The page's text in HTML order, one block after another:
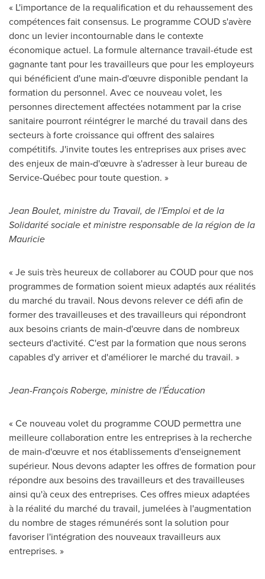
« L'importance de la requalification et du rehaussement des
compétences fait consensus. Le programme COUD s'avère
donc un levier incontournable dans le contexte
économique actuel. La formule alternance travail-étude est
gagnante tant pour les travailleurs que pour les employeurs
qui bénéficient d'une main-d'œuvre disponible pendant la
formation du personnel. Avec ce nouveau volet, les
personnes directement affectées notamment par la crise
sanitaire pourront réintégrer le marché du travail dans des
secteurs à forte croissance qui offrent des salaires
compétitifs. J'invite toutes les entreprises aux prises avec
des enjeux de main‑d'œuvre à s'adresser à leur bureau de
Service-Québec pour toute question. »
Jean Boulet, ministre du Travail, de l'Emploi et de la
Solidarité sociale et ministre responsable de la région de la
Mauricie
« Je suis très heureux de collaborer au COUD pour que nos
programmes de formation soient mieux adaptés aux réalités
du marché du travail. Nous devons relever ce défi afin de
former des travailleuses et des travailleurs qui répondront
aux besoins criants de main‑d'œuvre dans de nombreux
secteurs d'activité. C'est par la formation que nous serons
capables d'y arriver et d'améliorer le marché du travail. »
Jean-François Roberge, ministre de l'Éducation
« Ce nouveau volet du programme COUD permettra une
meilleure collaboration entre les entreprises à la recherche
de main-d'œuvre et nos établissements d'enseignement
supérieur. Nous devons adapter les offres de formation pour
répondre aux besoins des travailleurs et des travailleuses
ainsi qu'à ceux des entreprises. Ces offres mieux adaptées
à la réalité du marché du travail, jumelées à l'augmentation
du nombre de stages rémunérés sont la solution pour
favoriser l'intégration des nouveaux travailleurs aux
entreprises. »